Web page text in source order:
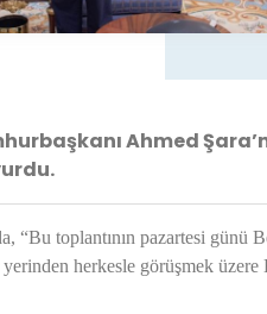
Ahmed
“Bu toplantının pazartesi günü
herkesle görüşmek üzere